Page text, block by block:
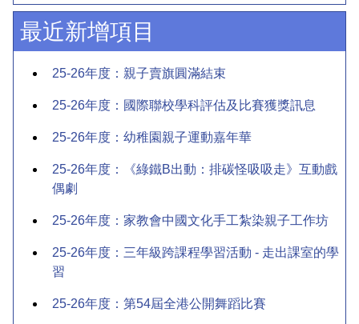
最近新增項目
25-26年度：親子賣旗圓滿結束
25-26年度：國際聯校學科評估及比賽獲獎訊息
25-26年度：幼稚園親子運動嘉年華
25-26年度：《綠鐵B出動：排碳怪吸吸走》互動戲
偶劇
25-26年度：家教會中國文化手工紮染親子工作坊
25-26年度：三年級跨課程學習活動 - 走出課室的學
習
25-26年度：第54屆全港公開舞蹈比賽